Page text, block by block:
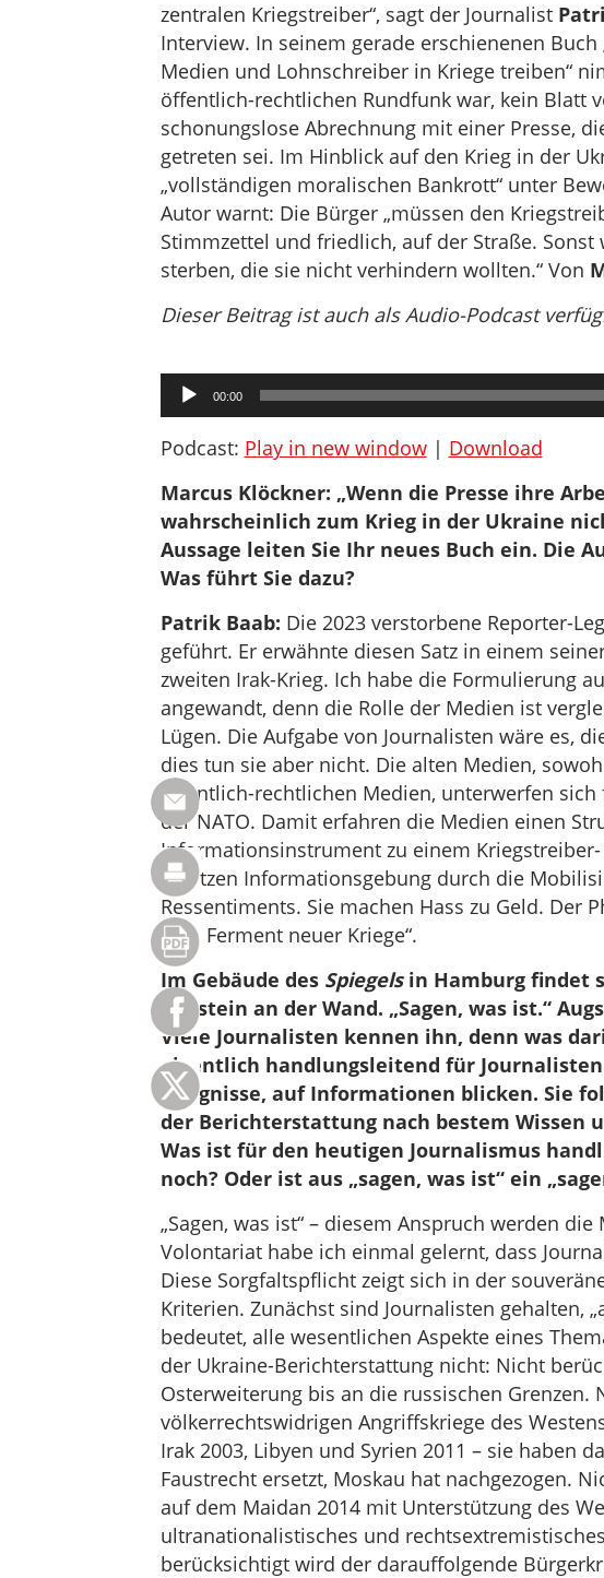
zentralen Kriegstreiber“, sagt der Journalist
Interview. In seinem gerade erschienenen Buch
Medien und Lohnschreiber in Kriege treiben“
öffentlich-rechtlichen Rundfunk war, kein Blatt
schonungslose Abrechnung mit einer Presse,
getreten sei. Im Hinblick auf den Krieg in der
„vollständigen moralischen Bankrott“ unter
Autor warnt: Die Bürger „müssen den
Stimmzettel und friedlich, auf der Straße. Sonst
sterben, die sie nicht verhindern wollten.“ Von
Dieser Beitrag ist auch als Audio-Podcast
Audio-
Player
00:00
Podcast: Play in new window| Download
Marcus Klöckner: „Wenn die Presse ihre
wahrscheinlich zum Krieg in der Ukraine
Aussage leiten Sie Ihr neues Buch ein. Die
Was führt Sie dazu?
Patrik Baab: Die 2023 verstorbene Reporter-
geführt. Er erwähnte diesen Satz in einem
zweiten Irak-Krieg. Ich habe die Formulierung
angewandt, denn die Rolle der Medien ist
Lügen. Die Aufgabe von Journalisten wäre es,
dies tun sie aber nicht. Die alten Medien,
öffentlich-rechtlichen Medien, unterwerfen
der NATO. Damit erfahren die Medien einen
Informationsinstrument zu einem
ersetzen Informationsgebung durch die
Ressentiments. Sie machen Hass zu Geld. Der
„das Ferment neuer Kriege“.
Im Gebäude des Spiegelsin Hamburg findet
Augstein an der Wand. „Sagen, was ist.“
Viele Journalisten kennen ihn, denn was
eigentlich handlungsleitend für
Ereignisse, auf Informationen blicken. Sie
der Berichterstattung nach bestem Wissen
Was ist für den heutigen Journalismus
noch? Oder ist aus „sagen, was ist“ ein
„Sagen, was ist“ – diesem Anspruch werden
Volontariat habe ich einmal gelernt, dass
Diese Sorgfaltspflicht zeigt sich in der
Kriterien. Zunächst sind Journalisten gehalten,
bedeutet, alle wesentlichen Aspekte eines
der Ukraine-Berichterstattung nicht: Nicht
Osterweiterung bis an die russischen
völkerrechtswidrigen Angriffskriege des
Irak 2003, Libyen und Syrien 2011 – sie haben
Faustrecht ersetzt, Moskau hat nachgezogen.
auf dem Maidan 2014 mit Unterstützung des
ultranationalistisches und
berücksichtigt wird der darauffolgende